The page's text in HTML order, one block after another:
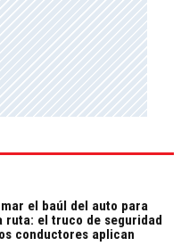
el baúl del auto para
ruta: el truco de seguridad
conductores aplican